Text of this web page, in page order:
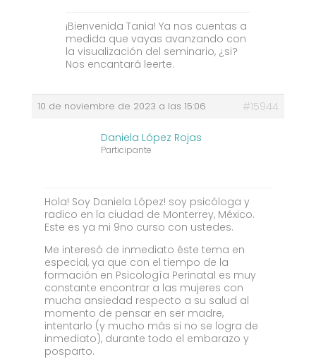
¡Bienvenida Tania! Ya nos cuentas a
medida que vayas avanzando con
la visualización del seminario, ¿si?
Nos encantará leerte.
10 de noviembre de 2023 a las 15:06 #15944
Daniela López Rojas
Participante
Hola! Soy Daniela López! soy psicóloga y
radico en la ciudad de Monterrey, México.
Este es ya mi 9no curso con ustedes.
Me interesó de inmediato éste tema en
especial, ya que con el tiempo de la
formación en Psicología Perinatal es muy
constante encontrar a las mujeres con
mucha ansiedad respecto a su salud al
momento de pensar en ser madre,
intentarlo (y mucho más si no se logra de
inmediato), durante todo el embarazo y
posparto.